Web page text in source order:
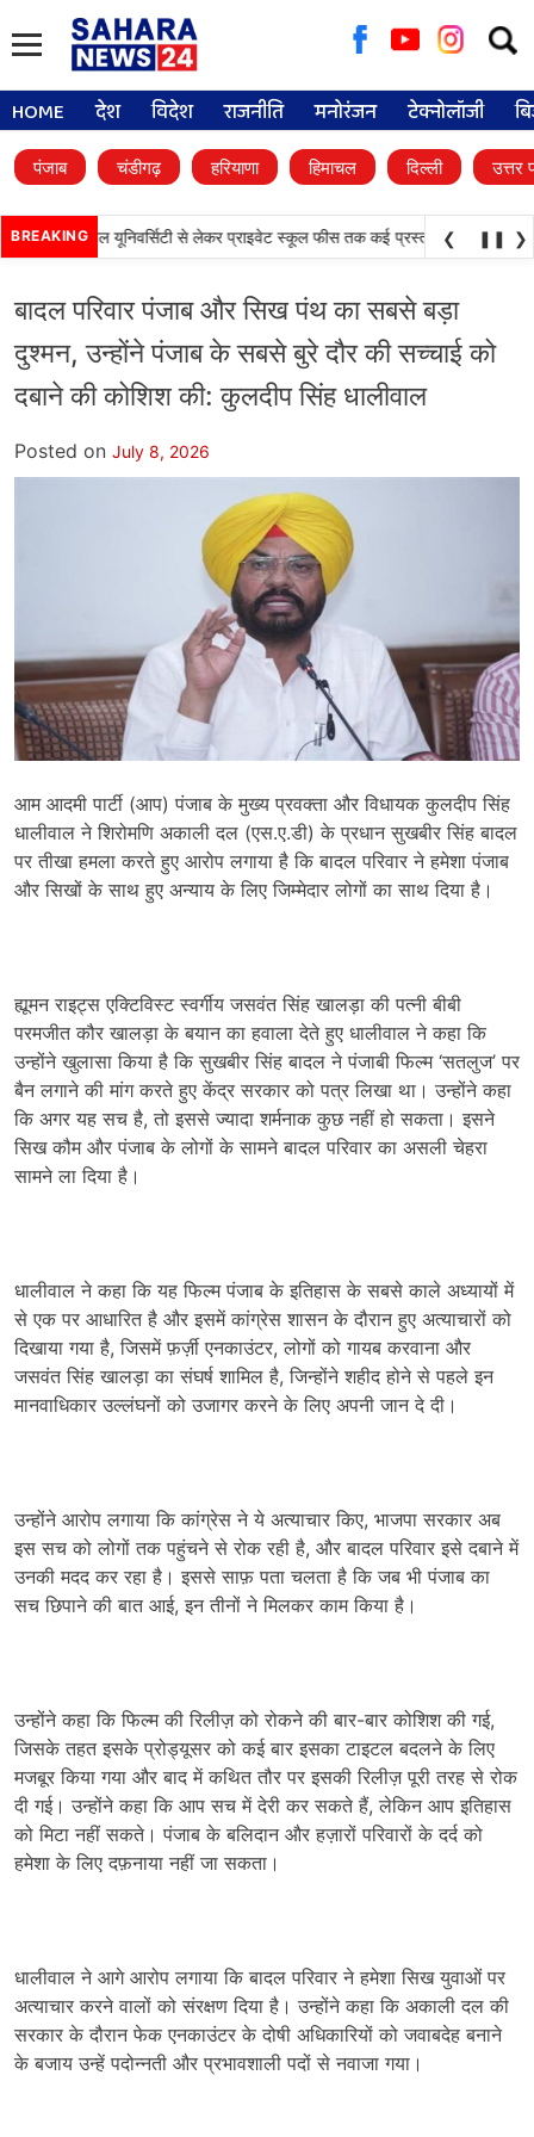
for:
HOME देश विदेश राजनीति मनोरंजन टेक्नोलॉजी
पंजाब चंडीगढ़ हरियाणा हिमाचल दिल्ली उत्तर
BREAKING
डिजिटल यूनिवर्सिटी से लेकर प्राइवेट स्कूल फीस तक कई प्रस्तावों को मंजूरी •
❮ ❚❚ ❯
बादल परिवार पंजाब और सिख पंथ का सबसे बड़ा
दुश्मन, उन्होंने पंजाब के सबसे बुरे दौर की सच्चाई को
दबाने की कोशिश की: कुलदीप सिंह धालीवाल
Posted on July 8, 2026
आम आदमी पार्टी (आप) पंजाब के मुख्य प्रवक्ता और विधायक कुलदीप सिंह
धालीवाल ने शिरोमणि अकाली दल (एस.ए.डी) के प्रधान सुखबीर सिंह बादल
पर तीखा हमला करते हुए आरोप लगाया है कि बादल परिवार ने हमेशा पंजाब
और सिखों के साथ हुए अन्याय के लिए जिम्मेदार लोगों का साथ दिया है।
ह्यूमन राइट्स एक्टिविस्ट स्वर्गीय जसवंत सिंह खालड़ा की पत्नी बीबी
परमजीत कौर खालड़ा के बयान का हवाला देते हुए धालीवाल ने कहा कि
उन्होंने खुलासा किया है कि सुखबीर सिंह बादल ने पंजाबी फिल्म ‘सतलुज’ पर
बैन लगाने की मांग करते हुए केंद्र सरकार को पत्र लिखा था। उन्होंने कहा
कि अगर यह सच है, तो इससे ज्यादा शर्मनाक कुछ नहीं हो सकता। इसने
सिख कौम और पंजाब के लोगों के सामने बादल परिवार का असली चेहरा
सामने ला दिया है।
धालीवाल ने कहा कि यह फिल्म पंजाब के इतिहास के सबसे काले अध्यायों में
से एक पर आधारित है और इसमें कांग्रेस शासन के दौरान हुए अत्याचारों को
दिखाया गया है, जिसमें फ़र्ज़ी एनकाउंटर, लोगों को गायब करवाना और
जसवंत सिंह खालड़ा का संघर्ष शामिल है, जिन्होंने शहीद होने से पहले इन
मानवाधिकार उल्लंघनों को उजागर करने के लिए अपनी जान दे दी।
उन्होंने आरोप लगाया कि कांग्रेस ने ये अत्याचार किए, भाजपा सरकार अब
इस सच को लोगों तक पहुंचने से रोक रही है, और बादल परिवार इसे दबाने में
उनकी मदद कर रहा है। इससे साफ़ पता चलता है कि जब भी पंजाब का
सच छिपाने की बात आई, इन तीनों ने मिलकर काम किया है।
उन्होंने कहा कि फिल्म की रिलीज़ को रोकने की बार-बार कोशिश की गई,
जिसके तहत इसके प्रोड्यूसर को कई बार इसका टाइटल बदलने के लिए
मजबूर किया गया और बाद में कथित तौर पर इसकी रिलीज़ पूरी तरह से रोक
दी गई। उन्होंने कहा कि आप सच में देरी कर सकते हैं, लेकिन आप इतिहास
को मिटा नहीं सकते। पंजाब के बलिदान और हज़ारों परिवारों के दर्द को
हमेशा के लिए दफ़नाया नहीं जा सकता।
धालीवाल ने आगे आरोप लगाया कि बादल परिवार ने हमेशा सिख युवाओं पर
अत्याचार करने वालों को संरक्षण दिया है। उन्होंने कहा कि अकाली दल की
सरकार के दौरान फेक एनकाउंटर के दोषी अधिकारियों को जवाबदेह बनाने
के बजाय उन्हें पदोन्नती और प्रभावशाली पदों से नवाजा गया।